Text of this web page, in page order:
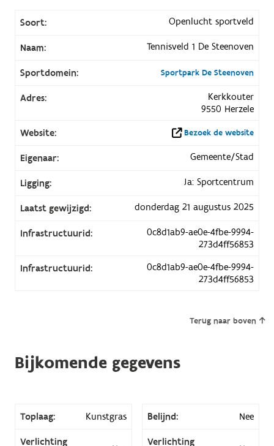
Soort: Openlucht sportveld
Naam: Tennisveld 1 De Steenoven
Sportdomein: Sportpark De Steenoven
Adres:
Kerkkouter
9550 Herzele
Website:
Bezoek de website
Eigenaar: Gemeente/Stad
Ligging: Ja: Sportcentrum
Laatst gewijzigd: donderdag 21 augustus 2025
Infrastructuurid:
0c8d1ab9-ae0e-4fbe-9994-
273d4ff56853
Infrastructuurid:
0c8d1ab9-ae0e-4fbe-9994-
273d4ff56853
Terug naar boven
Bijkomende gegevens
Toplaag: Kunstgras Belijnd: Nee
Verlichting
Verlichting